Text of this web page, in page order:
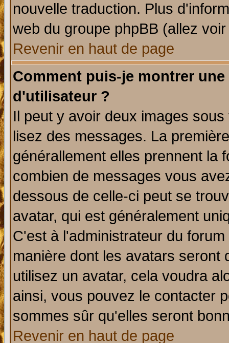
nouvelle traduction. Plus
web du groupe phpBB (allez
Revenir en haut de page
Comment puis-je montrer
d'utilisateur ?
Il peut y avoir deux images
lisez des messages. La
générallement elles prennent la
combien de messages vous
dessous de celle-ci peut se
avatar, qui est généralement
C'est à l'administrateur du
manière dont les avatars seront
utilisez un avatar, cela voudra
ainsi, vous pouvez le contacter
sommes sûr qu'elles seront
Revenir en haut de page